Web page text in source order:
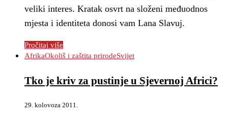
veliki interes. Kratak osvrt na složeni međuodnos
mjesta i identiteta donosi vam Lana Slavuj.
Pročitaj više
AfrikaOkoliš i zaštita prirodeSvijet
Tko je kriv za pustinje u Sjevernoj Africi?
29. kolovoza 2011.